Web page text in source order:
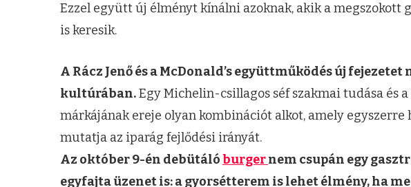
Ezzel együtt új élményt kínálni azoknak, akik a megszokott
is keresik.
A Rácz Jenő és a McDonald’s együttműködés új
kultúrában.Egy Michelin-csillagos séf szakmai tudása és
márkájának ereje olyan kombinációt alkot, amely egyszerre
mutatja az iparág fejlődési irányát.
Az október 9-én debütálóburgernem csupán egy
egyfajta üzenet is: a gyorsétterem is lehet élmény, ha